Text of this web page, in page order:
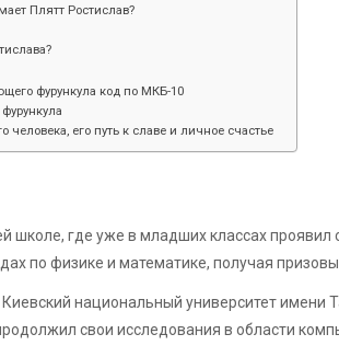
Плятт Ростислав?
фурункула код по МКБ-10
человека, его путь к славе и личное счастье
школе, где уже в младших классах проявил
по физике и математике, получая
национальный университет имени
свои исследования в области